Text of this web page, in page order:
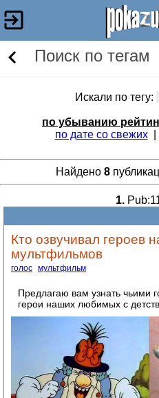
Поиск по тегам
Искали по тегу:
по убыванию
по дате со свежих|
Найдено 8
1.
Кто озвучивал героев
мультфильмов
голос мультфильм
Предлагаю вам узнать чьими
герои наших любимых с